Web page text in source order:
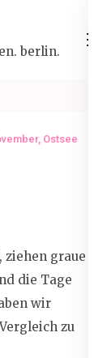
berlin.
, Ostsee
ziehen graue
die Tage
wir
zu